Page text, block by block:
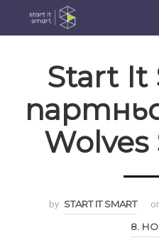
Start It
by START IT SMART
8.